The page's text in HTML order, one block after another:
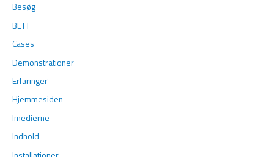
Besøg
BETT
Cases
Demonstrationer
Erfaringer
Hjemmesiden
Imedierne
Indhold